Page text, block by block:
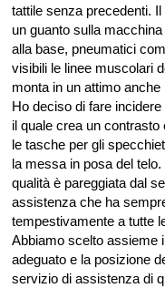
tattile senza precedenti.
un guanto sulla
alla base, pneumatici
visibili le linee muscolari
monta in un attimo
Ho deciso di fare
il quale crea un contrasto
le tasche per gli
la messa in posa del telo.
qualità è pareggiata dal
assistenza che ha
tempestivamente a tutte
Abbiamo scelto assieme
adeguato e la posizione
servizio di assistenza di